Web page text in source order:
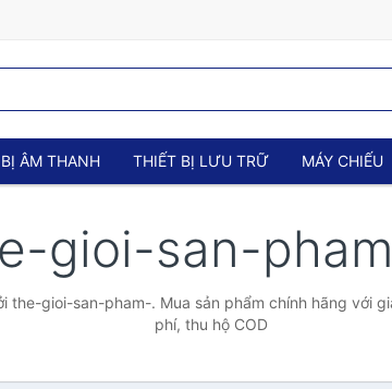
ÂM THANH THIẾT BỊ LƯU TRỮ MÁY CHIẾU
gioi-san-
the-gioi-san-pham-. Mua sản phẩm chính hãng với
phí, thu hộ COD